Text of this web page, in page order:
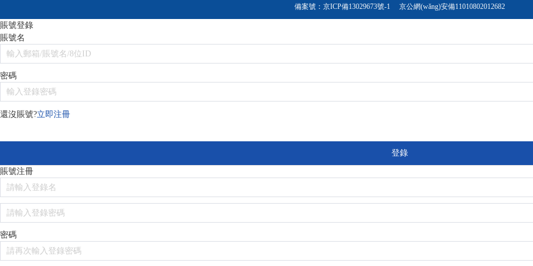
備案號： 京ICP備13029673號-1 京公網(wǎng)安備11010802012682
賬號登錄
賬號名
密碼
還沒賬號?立即注冊
登錄
賬號注冊
密碼